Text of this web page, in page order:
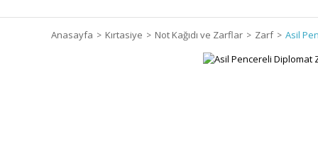
Anasayfa Kırtasiye Not Kağıdı ve Zarflar Zarf Asil